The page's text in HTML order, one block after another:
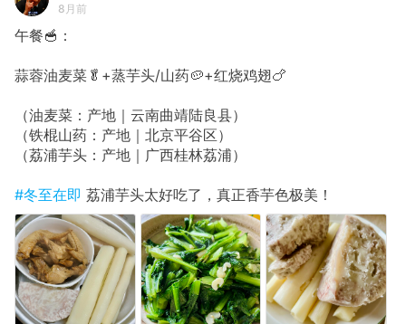
8月前
午餐🥣：
蒜蓉油麦菜🥬+蒸芋头/山药🥔+红烧鸡翅🍗
（油麦菜：产地｜云南曲靖陆良县）
（铁棍山药：产地｜北京平谷区）
（荔浦芋头：产地｜广西桂林荔浦）
#冬至在即 荔浦芋头太好吃了，真正香芋色极美！